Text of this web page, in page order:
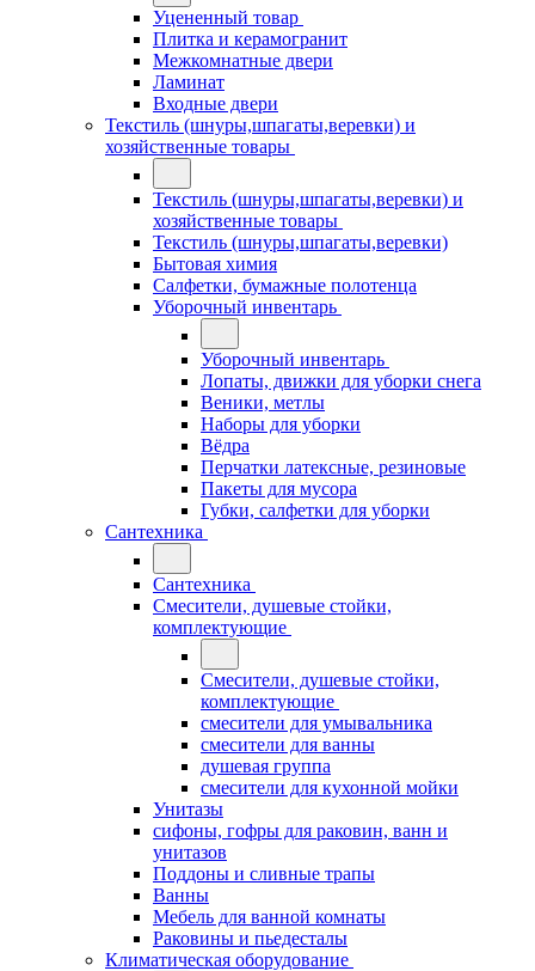
Уцененный товар
Плитка и керамогранит
Межкомнатные двери
Ламинат
Входные двери
Текстиль (шнуры,шпагаты,веревки) и
хозяйственные товары
Текстиль (шнуры,шпагаты,веревки) и
хозяйственные товары
Текстиль (шнуры,шпагаты,веревки)
Бытовая химия
Салфетки, бумажные полотенца
Уборочный инвентарь
Уборочный инвентарь
Лопаты, движки для уборки снега
Веники, метлы
Наборы для уборки
Вёдра
Перчатки латексные, резиновые
Пакеты для мусора
Губки, салфетки для уборки
Сантехника
Сантехника
Смесители, душевые стойки,
комплектующие
Смесители, душевые стойки,
комплектующие
смесители для умывальника
смесители для ванны
душевая группа
смесители для кухонной мойки
Унитазы
сифоны, гофры для раковин, ванн и
унитазов
Поддоны и сливные трапы
Ванны
Мебель для ванной комнаты
Раковины и пьедесталы
Климатическая оборудование